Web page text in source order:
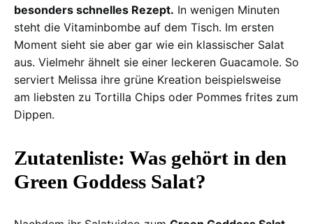
besonders schnelles Rezept. In wenigen Minuten
steht die Vitaminbombe auf dem Tisch. Im ersten
Moment sieht sie aber gar wie ein klassischer Salat
aus. Vielmehr ähnelt sie einer leckeren Guacamole. So
serviert Melissa ihre grüne Kreation beispielsweise
am liebsten zu Tortilla Chips oder Pommes frites zum
Dippen.
Zutatenliste: Was gehört in den
Green Goddess Salat?